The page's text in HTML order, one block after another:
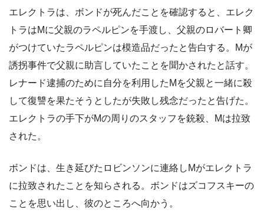
エレクトラは、ボンドが死んだことを確認すると、エレク
トラはMに父親のラペルピンを手渡し、父親のロバート卿
がつけていたラペルピンは模造品だったと告白する。Mが
誘拐事件で父親に助言していたことを聞かされたと話す。
レナード逮捕のために自分を利用したMを父親と一緒に殺
して復讐を果たそうとしたが失敗し残念だったと告げた。
エレクトラの手下がMの周りのスタッフを銃殺、Mは拉致
された。
ボンドは、生き延びたロビンソンに連絡しMがエレクトラ
に拉致されたことを知らされる。ボンドはズコフスキーの
ことを思い出し、彼のところへ向かう。